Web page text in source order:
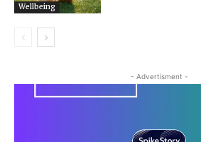
Wellbeing
- Advertisment -